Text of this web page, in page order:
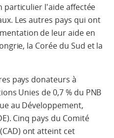
particulier l'aide affectée
Les autres pays qui ont
de leur aide en
la Corée du Sud et la
pays donateurs à
Unies de 0,7 % du PNB
au Développement,
Cinq pays du Comité
ont atteint cet